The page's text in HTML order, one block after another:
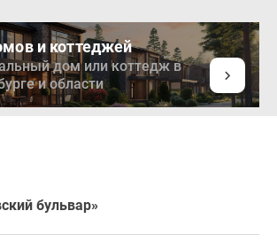
и коттеджей
дом или коттедж в
и области
бульвар»